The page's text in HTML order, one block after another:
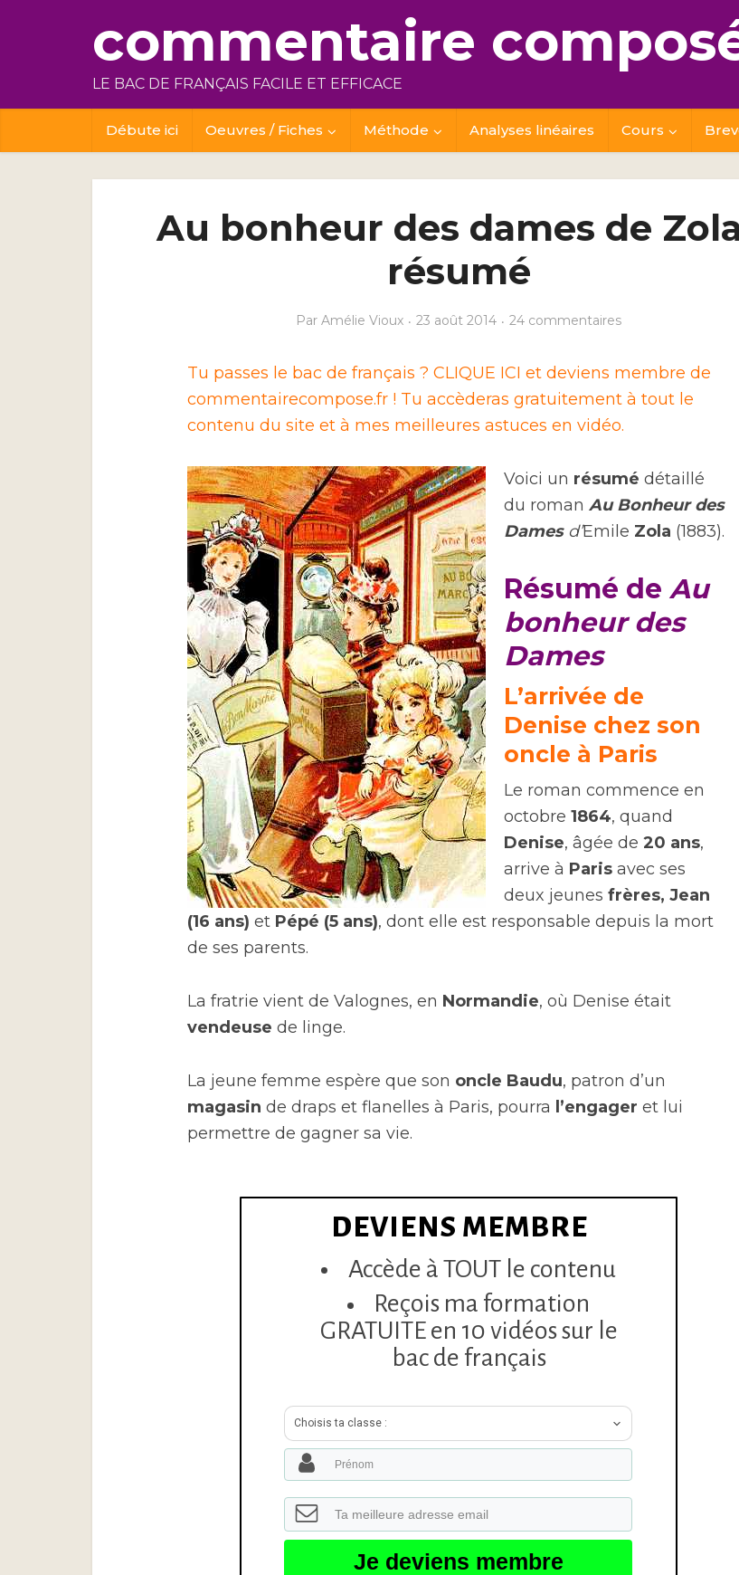
commentaire
LE BAC DE FRANÇAIS FACILE ET EFFICACE
Débute ici Oeuvres / Fiches Méthode Analyses linéaires Cours
Au bonheur des dames de
résumé
Par Amélie Vioux 23 août 2014 24 commentaires
Tu passes le bac de français ? CLIQUE ICI et deviens membre de
commentairecompose.fr ! Tu accèderas gratuitement à tout le
contenu du site et à mes meilleures astuces en vidéo.
Voici un résumé détaillé
du roman Au Bonheur des
Damesd’Emile Zola (1883).
Résumé de Au
bonheur des
Dames
L’arrivée de
Denise chez son
oncle à Paris
Le roman commence en
octobre 1864, quand
Denise, âgée de 20 ans,
arrive à Paris avec ses
deux jeunes frères, Jean
(16 ans) et Pépé (5 ans), dont elle est responsable depuis la mort
de ses parents.
La fratrie vient de Valognes, en Normandie, où Denise était
vendeuse de linge.
La jeune femme espère que son oncle Baudu, patron d’un
magasin de draps et flanelles à Paris, pourra l’engager et lui
permettre de gagner sa vie.
DEVIENS MEMBRE
Accède à TOUT le contenu
Reçois ma formation
GRATUITE en 10 vidéos sur le
bac de français
Choisis ta classe :
Je deviens membre